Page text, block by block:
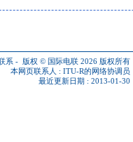
系 - 版权 © 国际电联 2026 版权所有
本网页联系人 : ITU-R的网络协调员
最近更新日期 : 2013-01-30